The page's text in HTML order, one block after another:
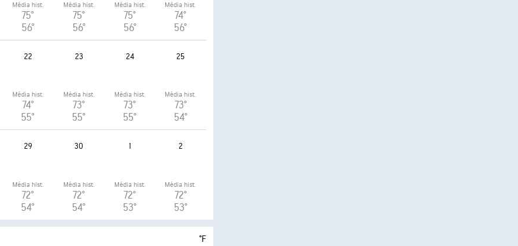
Média hist.
75°
56°
Média hist.
75°
56°
Média hist.
75°
56°
Média hist.
74°
56°
22
Média hist.
74°
55°
23
Média hist.
73°
55°
24
Média hist.
73°
55°
25
Média hist.
73°
54°
29
Média hist.
72°
54°
30
Média hist.
72°
54°
1
Média hist.
72°
53°
2
Média hist.
72°
53°
°F